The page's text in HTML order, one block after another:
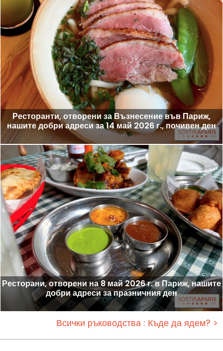
Ресторанти, отворени за Възнесение във Париж,
нашите добри адреси за 14 май 2026 г., почивен ден
Ресторани, отворени на 8 май 2026 г. в Париж, нашите
добри адреси за празничния ден
Всички ръководства : Къде да ядем? >